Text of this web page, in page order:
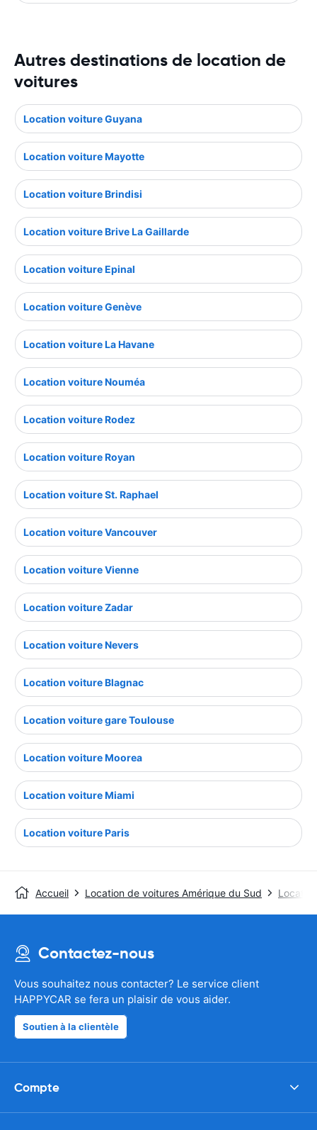
Autres destinations de location de
voitures
Location voiture Guyana
Location voiture Mayotte
Location voiture Brindisi
Location voiture Brive La Gaillarde
Location voiture Epinal
Location voiture Genève
Location voiture La Havane
Location voiture Nouméa
Location voiture Rodez
Location voiture Royan
Location voiture St. Raphael
Location voiture Vancouver
Location voiture Vienne
Location voiture Zadar
Location voiture Nevers
Location voiture Blagnac
Location voiture gare Toulouse
Location voiture Moorea
Location voiture Miami
Location voiture Paris
Accueil Location de voitures Amérique du Sud
Contactez-nous
Vous souhaitez nous contacter? Le service client
HAPPYCAR se fera un plaisir de vous aider.
Soutien à la clientèle
Compte